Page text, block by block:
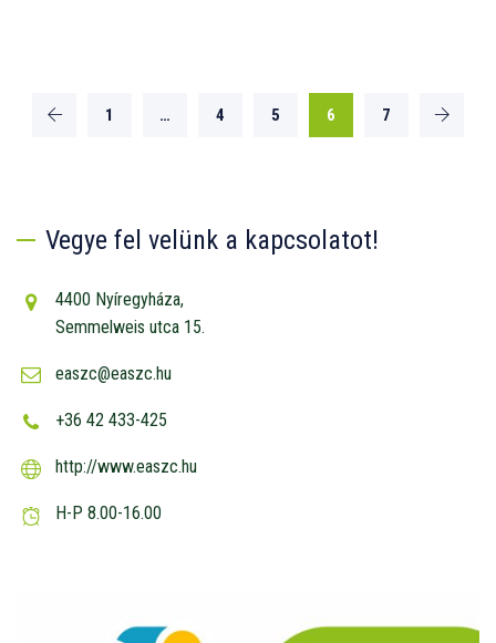
1 … 4 5 6 7
Vegye fel velünk a kapcsolatot!
4400 Nyíregyháza,
Semmelweis utca 15.
easzc@easzc.hu
+36 42 433-425
http://www.easzc.hu
H-P 8.00-16.00